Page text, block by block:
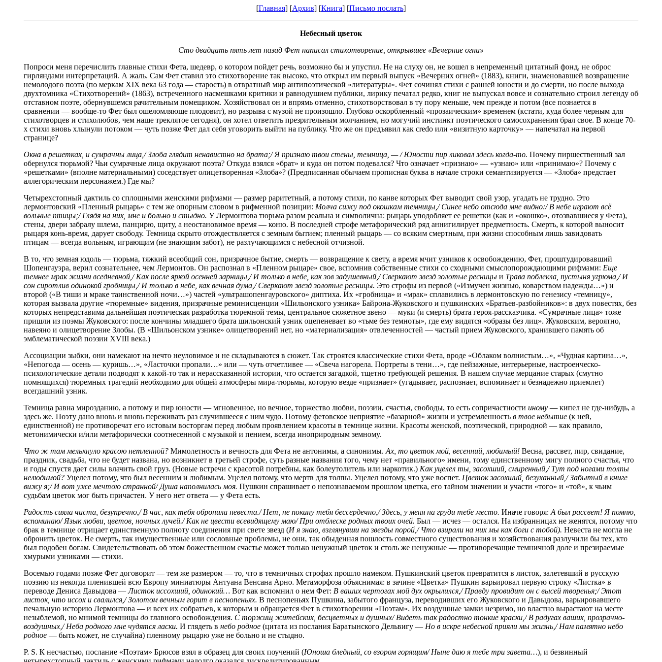
[Главная] [Архив] [Книга] [Письмо послать]
Небесный цветок
Сто двадцать пять лет назад Фет написал стихотворение, открывшее «Вечерние огни»
Попроси меня перечислить главные стихи Фета, шедевр, о котором пойдет речь, возможно бы и упустил. Не на слуху он, не вошел в непременный цитатный фонд, не оброс
гирляндами интерпретаций. А жаль. Сам Фет ставил это стихотворение так высоко, что открыл им первый выпуск «Вечерних огней» (1883), книги, знаменовавшей возвращение
немолодого поэта (по меркам XIX века 63 года — старость) в отвратный мир антипоэтической «литературы». Фет сочинял стихи с ранней юности и до смерти, но после выхода
двухтомника «Стихотворений» (1863), встреченного насмешками критики и равнодушием публики, лирику печатал редко, книг не выпускал вовсе и сознательно строил легенду об
отставном поэте, обернувшемся рачительным помещиком. Хозяйствовал он и впрямь отменно, стихотворствовал в ту пору меньше, чем прежде и потом (все познается в
сравнении — вообще-то Фет был ошеломляюще плодовит), но разрыва с музой не произошло. Глубоко оскорбленный «прозаическим» временем (кстати, куда более черным для
стихотворцев и стихолюбов, чем наше треклятое сегодня), он хотел ответить презрительным молчанием, но могучий инстинкт поэтического самосохранения брал свое. В конце 70-
х стихи вновь хлынули потоком — чуть позже Фет дал себя уговорить выйти на публику. Что же он предъявил как credo или «визитную карточку» — напечатал на первой
странице?
Окна в решетках, и сумрачны лица,/ Злоба глядит ненавистно на брата;/ Я признаю твои стены, темница, — / Юности пир ликовал здесь когда-то. Почему пиршественный зал
обернулся тюрьмой? Чьи сумрачные лица окружают поэта? Откуда взялся «брат» и куда он потом подевался? Что означает «признаю» — «узнаю» или «принимаю»? Почему с
«решетками» (вполне материальными) соседствует олицетворенная «Злоба»? (Предписанная обычаем прописная буква в начале строки семантизируется — «Злоба» предстает
аллегорическим персонажем.) Где мы?
Четырехстопный дактиль со сплошными женскими рифмами — размер раритетный, а потому стихи, по канве которых Фет выводит свой узор, угадать не трудно. Это
лермонтовский «Пленный рыцарь» с тем же опорным словом в рифменной позиции: Молча сижу под окошкам темницы,/ Синее небо отсюда мне видно:/ В небе играют всё
вольные птицы;/ Глядя на них, мне и больно и стыдно. У Лермонтова тюрьма разом реальна и символична: рыцарь уподобляет ее решетки (как и «окошко», отозвавшиеся у Фета),
стены, двери забралу шлема, панцирю, щиту, а неостановимое время — коню. В последней строфе метафорический ряд аннигилирует предметность. Смерть, к которой выносит
рыцаря конь-время, дарует свободу. Темница скрыто отождествляется с земным бытием; пленный рыцарь — со всяким смертным, при жизни способным лишь завидовать
птицам — всегда вольным, играющим (не знающим забот), не разлучающимся с небесной отчизной.
В то, что земная юдоль — тюрьма, тяжкий всеобщий сон, призрачное бытие, смерть — возвращение к свету, а время мчит узников к освобождению, Фет, проштудировавший
Шопенгауэра, верил сознательнее, чем Лермонтов. Он распознал в «Пленном рыцаре» свое, вспомнив собственные стихи со сходными смыслопорождающими рифмами: Еще
темнее мрак жизни вседневной,/ Как после яркой осенней зарницы,/ И только в небе, как зов задушевный,/ Сверкают звезд золотые ресницы и Трава поблекла, пустыня угрюма,/ И
сон сиротлив одинокой гробницы,/ И только в небе, как вечная дума,/ Сверкают звезд золотые ресницы. Это строфы из первой («Измучен жизнью, коварством надежды…») и
второй («В тиши и мраке таинственной ночи…») частей «ультрашопенгауровского» диптиха. Их «гробница» и «мрак» сплавились в лермонтовскую по генезису «темницу»,
которая вызвала другие «тюремные» видения, призрачные реминисценции «Шильонского узника» Байрона-Жуковского и пушкинских «Братьев-разбойников»: в двух повестях, без
которых непредставима дальнейшая поэтическая разработка тюремной темы, центральное сюжетное звено — муки (и смерть) брата героя-рассказчика. «Сумрачные лица» тоже
пришли из поэмы Жуковского: после кончины младшего брата шильонский узник оцепеневает во «тьме без темноты», где ему видятся «образы без лиц». Жуковским, вероятно,
навеяно и олицетворение Злобы. (В «Шильонском узнике» олицетворений нет, но «материализация» отвлеченностей — частый прием Жуковского, хранившего память об
эмблематической поэзии XVIII века.)
Ассоциации зыбки, они намекают на нечто неуловимое и не складываются в сюжет. Так строятся классические стихи Фета, вроде «Облаком волнистым…», «Чудная картина…»,
«Непогода — осень — куришь…», «Ласточки пропали…» или — чуть отчетливее — «Свеча нагорела. Портреты в тени…», где пейзажные, интерьерные, настроенческо-
психологические детали подводят к какой-то так и нерассказанной истории, что остается загадкой, тщетно требующей решения. В нашем случае мерцание старых (смутно
помнящихся) тюремных трагедий необходимо для общей атмосферы мира-тюрьмы, которую везде «признает» (угадывает, распознает, вспоминает и безнадежно приемлет)
всегдашний узник.
Темница равна мирозданию, а потому и пир юности — мгновенное, но вечное, торжество любви, поэзии, счастья, свободы, то есть сопричастности иному — кипел не где-нибудь, а
здесь же. Поэту дано вновь и вновь переживать раз случившееся с ним чудо. Потому фетовское неприятие «базарной» жизни и устремленность в твое небытие (к ней,
единственной) не противоречат его истовым восторгам перед любым проявлением красоты в темнице жизни. Красоты женской, поэтической, природной — как правило,
метонимически и/или метафорически соотнесенной с музыкой и пением, всегда иноприродным земному.
Что ж там мелькнуло красою нетленной? Мимолетность и вечность для Фета не антонимы, а синонимы. Ах, то цветок мой, весенний, любимый! Весна, рассвет, пир, свидание,
праздник, свадьба, что не будет названа, но возникнет в третьей строфе, суть разные названия того, чему нет «правильного» имени, тому единственному мигу полного счастья, что
и годы спустя дает силы влачить свой груз. (Новые встречи с красотой потребны, как болеутолитель или наркотик.) Как уцелел ты, засохший, смиренный,/ Тут под ногами толпы
нелюдимой? Уцелел потому, что был весенним и любимым. Уцелел потому, что мертв для толпы. Уцелел потому, что уже воспет. Цветок засохший, безуханный,/ Забытый в книге
вижу я;/ И вот уже мечтою странной/ Душа наполнилась моя. Пушкин спрашивает о непознаваемом прошлом цветка, его тайном значении и участи «того» и «той», к чьим
судьбам цветок мог быть причастен. У него нет ответа — у Фета есть.
Радость сияла чиста, безупречно,/ В час, как тебя обронила невеста./ Нет, не покину тебя бессердечно,/ Здесь, у меня на груди тебе место. Иначе говоря: А был рассвет! Я помню,
вспоминаю/ Язык любви, цветов, ночных лучей./ Как не цвести всевидящему маю/ При отблеске родных твоих очей. Был — исчез — остался. На избранницах не женятся, потому что
брак в темнице отрицает единственную полноту соединения при свете звезд (И я знаю, взглянувши на звезды порой,/ Что взирали на них мы как боги с тобой). Невеста не могла не
обронить цветок. Не смерть, так имущественные или сословные проблемы, не они, так обыденная пошлость совместного существования и хозяйствования разлучили бы тех, кто
был подобен богам. Свидетельствовать об этом божественном счастье может только ненужный цветок и столь же ненужные — противоречащие темничной доле и презираемые
хмурыми узниками — стихи.
Восемью годами позже Фет договорит — тем же размером — то, что в темничных строфах прошло намеком. Пушкинский цветок превратится в листок, залетевший в русскую
поэзию из некогда пленившей всю Европу миниатюры Антуана Венсана Арно. Метаморфоза объяснимая: в зачине «Цветка» Пушкин варьировал первую строку «Листка» в
переводе Дениса Давыдова —Листок иссохший, одинокий… Вот как вспомнил о нем Фет: В ваших чертогах мой дух окрылился,/ Правду провидит он с высей творенья;/ Этот
листок, что иссох и свалился,/ Золотом вечным горит в песнопеньях. В песнопеньях Пушкина, забытого француза, переводивших его Жуковского и Давыдова, варьировавшего
печальную историю Лермонтова — и всех их собратьев, к которым и обращается Фет в стихотворении «Поэтам». Их воздушные замки незримо, но властно вырастают на месте
незыблемой, но мнимой темницы до главного освобождения. С торжищ житейских, бесцветных и душных/ Видеть так радостно тонкие краски,/ В радугах ваших, прозрачно-
воздушных,/ Неба родного мне чудятся ласки. И глядеть в небо родное (цитата из послания Баратынского Дельвигу — Но в искре небесной прияли мы жизнь,/ Нам памятно небо
родное — быть может, не случайна) пленному рыцарю уже не больно и не стыдно.
P. S. К несчастью, послание «Поэтам» Брюсов взял в образец для своих поучений (Юноша бледный, со взором горящим/ Ныне даю я тебе три завета…), и безвинный